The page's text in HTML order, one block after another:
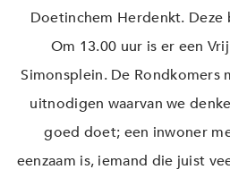
Doetinchem Herdenkt.
Om 13.00 uur is er een
Simonsplein. De Rondkomers
uitnodigen waarvan we
goed doet; een inwoner
eenzaam is, iemand die juist